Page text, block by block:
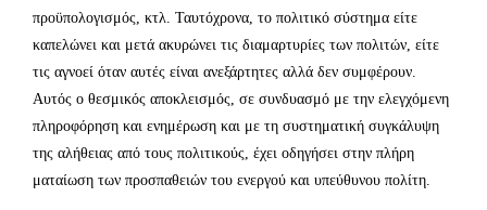
προϋπολογισμός, κτλ. Ταυτόχρονα, το πολιτικό σύστημα είτε
καπελώνει και μετά ακυρώνει τις διαμαρτυρίες των πολιτών, είτε
τις αγνοεί όταν αυτές είναι ανεξάρτητες αλλά δεν συμφέρουν.
Αυτός ο θεσμικός αποκλεισμός, σε συνδυασμό με την ελεγχόμενη
πληροφόρηση και ενημέρωση και με τη συστηματική συγκάλυψη
της αλήθειας από τους πολιτικούς, έχει οδηγήσει στην πλήρη
ματαίωση των προσπαθειών του ενεργού και υπεύθυνου πολίτη.